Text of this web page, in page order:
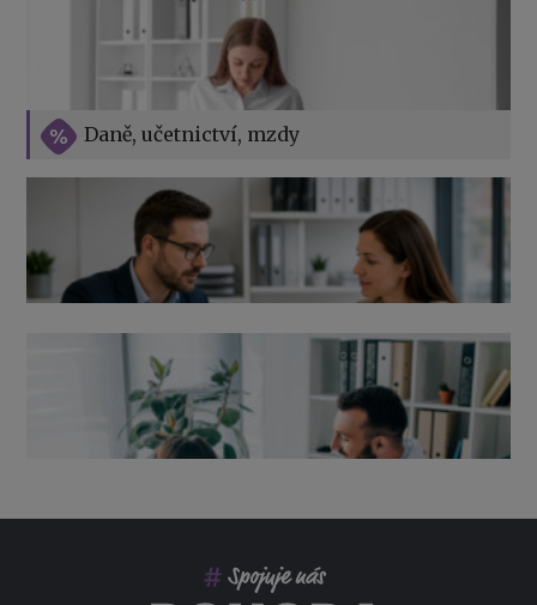
Daně, učetnictví, mzdy
Vše o překážkách v práci na straně zaměstnavatele
Výpověď ze zdravotních důvodů 2026 – průvodce pro
zaměstnavatele